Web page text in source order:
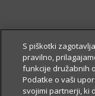
S piškotki
pravilno,
funkcije družabnih
Podatke o vaši
svojimi partnerji, ki